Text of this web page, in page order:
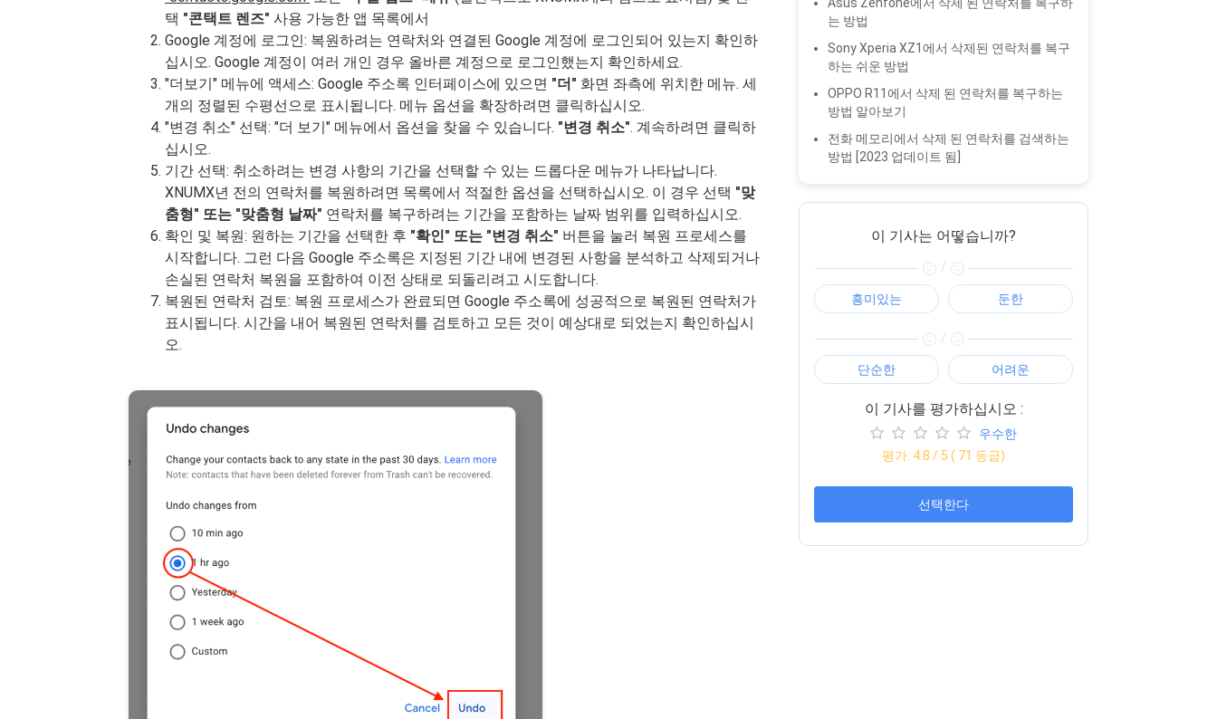
택 "콘택트 렌즈" 사용 가능한 앱 목록에서
Google 계정에 로그인: 복원하려는 연락처와 연결된 Google 계정에 로그인되어 있는지 확인하
십시오. Google 계정이 여러 개인 경우 올바른 계정으로 로그인했는지 확인하세요.
"더보기" 메뉴에 액세스: Google 주소록 인터페이스에 있으면 "더" 화면 좌측에 위치한 메뉴. 세
개의 정렬된 수평선으로 표시됩니다. 메뉴 옵션을 확장하려면 클릭하십시오.
"변경 취소" 선택: "더 보기" 메뉴에서 옵션을 찾을 수 있습니다. "변경 취소". 계속하려면 클릭하
십시오.
기간 선택: 취소하려는 변경 사항의 기간을 선택할 수 있는 드롭다운 메뉴가 나타납니다.
XNUMX년 전의 연락처를 복원하려면 목록에서 적절한 옵션을 선택하십시오. 이 경우 선택 "맞
춤형" 또는 "맞춤형 날짜" 연락처를 복구하려는 기간을 포함하는 날짜 범위를 입력하십시오.
확인 및 복원: 원하는 기간을 선택한 후 "확인" 또는 "변경 취소" 버튼을 눌러 복원 프로세스를
시작합니다. 그런 다음 Google 주소록은 지정된 기간 내에 변경된 사항을 분석하고 삭제되거나
손실된 연락처 복원을 포함하여 이전 상태로 되돌리려고 시도합니다.
복원된 연락처 검토: 복원 프로세스가 완료되면 Google 주소록에 성공적으로 복원된 연락처가
표시됩니다. 시간을 내어 복원된 연락처를 검토하고 모든 것이 예상대로 되었는지 확인하십시
오.
는 방법
Sony Xperia XZ1에서 삭제된 연락처를 복구
하는 쉬운 방법
OPPO R11에서 삭제 된 연락처를 복구하는
방법 알아보기
전화 메모리에서 삭제 된 연락처를 검색하는
방법 [2023 업데이트 됨]
이 기사는 어떻습니까?
/
흥미있는 둔한
/
단순한 어려운
이 기사를 평가하십시오 :
우수한
평가: 4.8 / 5 ( 71 등급)
선택한다